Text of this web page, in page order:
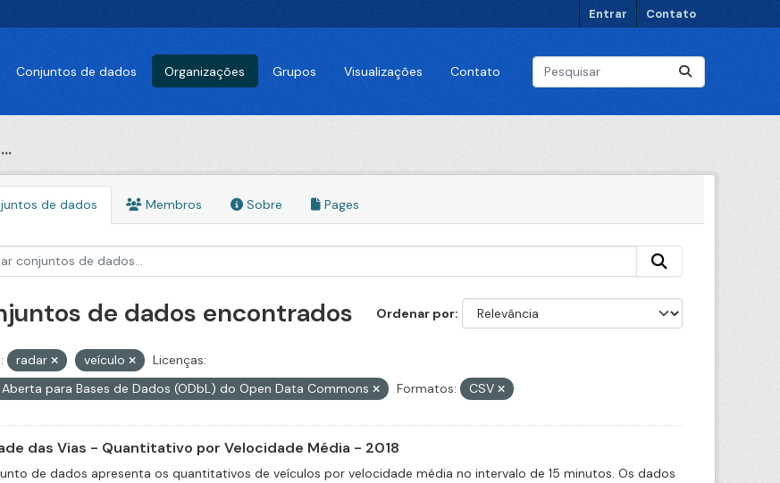
Entrar Contato
Conjuntos de dados Organizações Grupos Visualizações Contato
de dados Membros Sobre Pages
Ordenar por
de dados encontrados
radar veículo
Licenças:
para Bases de Dados (ODbL) do Open Data Commons
Formatos: CSV
das Vias - Quantitativo por Velocidade Média - 2018
de dados apresenta os quantitativos de veículos por velocidade média no intervalo de 15 minutos. Os dados